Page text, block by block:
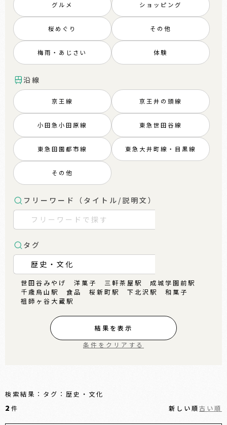
グルメ ショッピング
桜めぐり その他
梅雨・あじさい 体験
沿線
京王線 京王井の頭線
小田急小田原線 東急世田谷線
東急田園都市線 東急大井町線・目黒線
その他
フリーワード（タイトル/説明文）
タグ
世田谷みやげ 洋菓子 三軒茶屋駅
成城学園前駅
千歳烏山駅
食品 桜新町駅 下北沢駅
和菓子
祖師ヶ谷大蔵駅
結果を表示
条件をクリアする
検索結果：タグ：歴史・文化
2 件 新しい順古い順